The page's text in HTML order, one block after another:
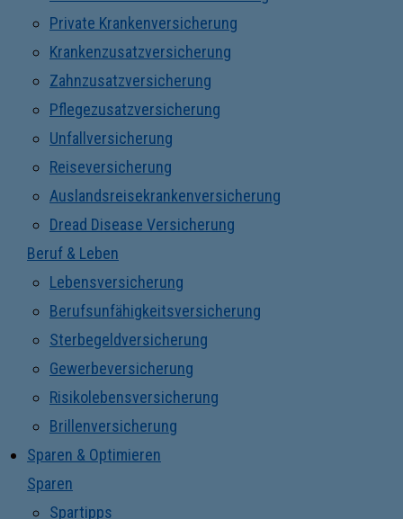
Private Krankenversicherung
Krankenzusatzversicherung
Zahnzusatzversicherung
Pflegezusatzversicherung
Unfallversicherung
Reiseversicherung
Auslandsreisekrankenversicherung
Dread Disease Versicherung
Beruf & Leben
Lebensversicherung
Berufsunfähigkeitsversicherung
Sterbegeldversicherung
Gewerbeversicherung
Risikolebensversicherung
Brillenversicherung
Sparen & Optimieren
Sparen
Spartipps